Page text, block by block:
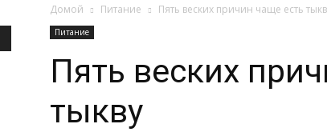
Домой Питание Пять веских причин чаще есть
Питание
Пять веских
тыкву